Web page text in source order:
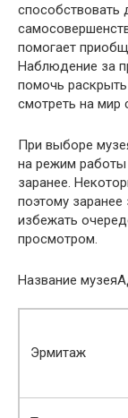
способствовать
помогает
Наблюдение за
помочь раскрыть
смотреть на мир
При выборе
на режим
заранее.
поэтому
избежать
просмотром.
Название
Эрмитаж